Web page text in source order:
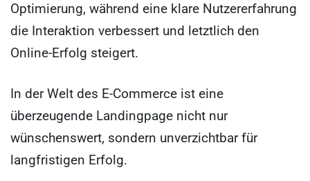
Optimierung, während eine klare Nutzererfahrung
die Interaktion verbessert und letztlich den
Online-Erfolg steigert.
In der Welt des E-Commerce ist eine
überzeugende Landingpage nicht nur
wünschenswert, sondern unverzichtbar für
langfristigen Erfolg.